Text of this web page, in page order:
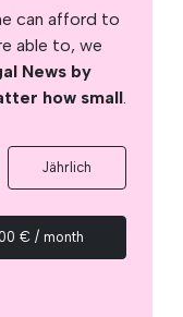
can afford to
able to, we
News by
how small.
Jährlich
€ / month